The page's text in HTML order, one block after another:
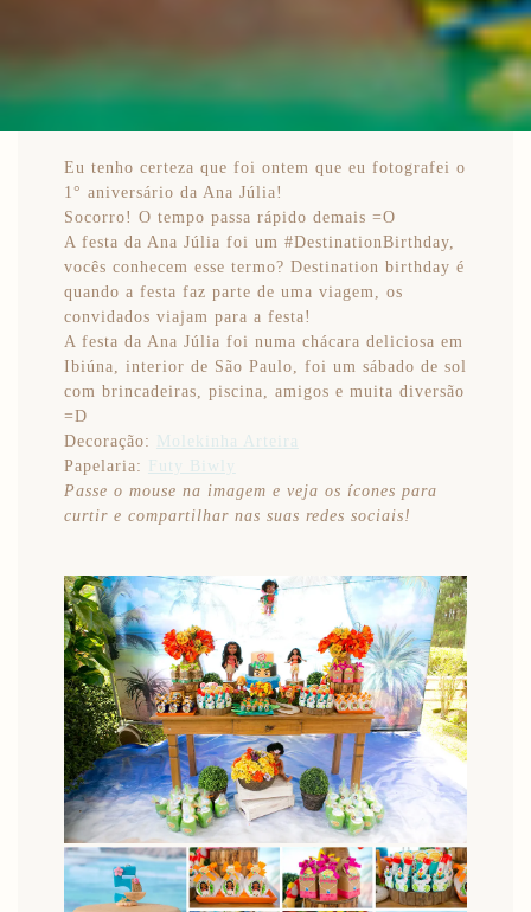
Eu tenho certeza que foi ontem que eu fotografei o
1° aniversário da Ana Júlia!
Socorro! O tempo passa rápido demais =O
A festa da Ana Júlia foi um #DestinationBirthday,
vocês conhecem esse termo? Destination birthday é
quando a festa faz parte de uma viagem, os
convidados viajam para a festa!
A festa da Ana Júlia foi numa chácara deliciosa em
Ibiúna, interior de São Paulo, foi um sábado de sol
com brincadeiras, piscina, amigos e muita diversão
=D
Decoração: Molekinha Arteira
Papelaria: Futy Biwly
Passe o mouse na imagem e veja os ícones para
curtir e compartilhar nas suas redes sociais!